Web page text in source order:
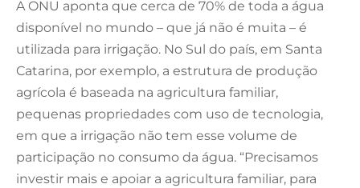
A ONU aponta que cerca de 70% de toda a água
disponível no mundo – que já não é muita – é
utilizada para irrigação. No Sul do país, em Santa
Catarina, por exemplo, a estrutura de produção
agrícola é baseada na agricultura familiar,
pequenas propriedades com uso de tecnologia,
em que a irrigação não tem esse volume de
participação no consumo da água. “Precisamos
investir mais e apoiar a agricultura familiar, para